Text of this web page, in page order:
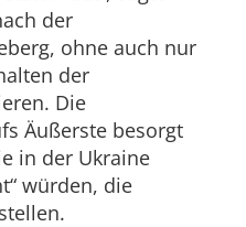
der
ohne auch nur
der
Die
Äußerste besorgt
in der Ukraine
würden, die